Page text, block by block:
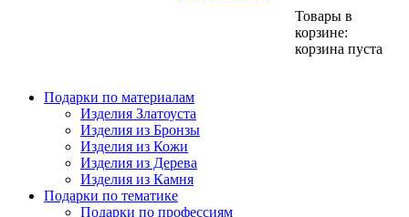
Товары в
корзине:
корзина пуста
Подарки по материалам
Изделия Златоуста
Изделия из Бронзы
Изделия из Кожи
Изделия из Дерева
Изделия из Камня
Подарки по тематике
Подарки по профессиям